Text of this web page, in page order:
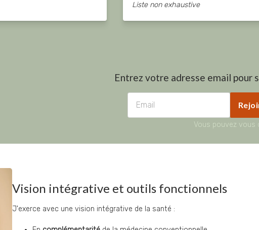
Liste non exhaustive
Entrez votre adresse email pour
Vous pouvez
Vision intégrative et outils fonctionnels
J'exerce avec une vision intégrative de la santé :